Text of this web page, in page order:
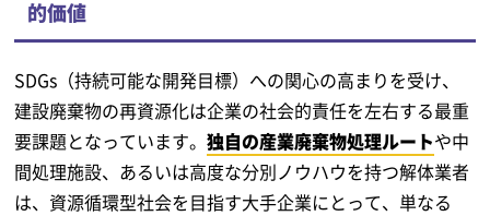
的価値
SDGs（持続可能な開発目標）への関心の高まりを受け、
建設廃棄物の再資源化は企業の社会的責任を左右する最重
要課題となっています。独自の産業廃棄物処理ルートや中
間処理施設、あるいは高度な分別ノウハウを持つ解体業者
は、資源循環型社会を目指す大手企業にとって、単なる